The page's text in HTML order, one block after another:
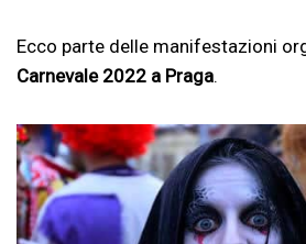
Ecco parte delle manifestazioni
Carnevale 2022 a Praga.